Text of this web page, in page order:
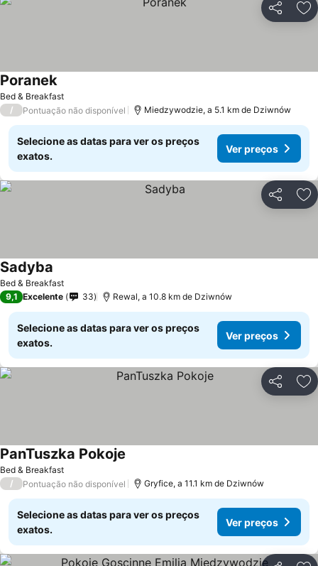
Partilhar
Bed & Breakfast
Poranek
/ Pontuação não disponível Miedzywodzie, a 5.1 km de Dziwnów
Selecione as datas para ver os preços
exatos.
Ver preços
Partilhar
Bed & Breakfast
Sadyba
9,1 Excelente 33 Rewal, a 10.8 km de Dziwnów
Selecione as datas para ver os preços
exatos.
Ver preços
Partilhar
Bed & Breakfast
PanTuszka Pokoje
/ Pontuação não disponível Gryfice, a 11.1 km de Dziwnów
Selecione as datas para ver os preços
exatos.
Ver preços